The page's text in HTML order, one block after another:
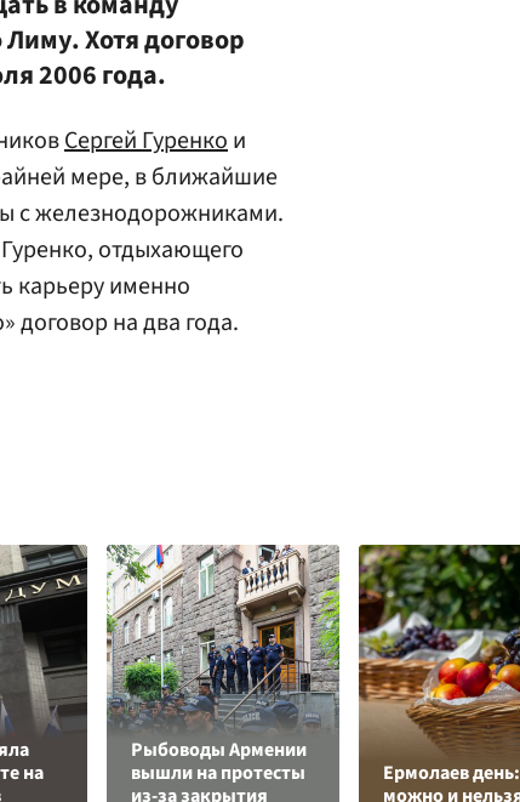
Хотя договор
2006 года.
Сергей Гуренкои
мере, в ближайшие
с железнодорожниками.
отдыхающего
карьеру именно
на два года.
на
Рыбоводы Армении
вышли на протесты
из-за закрытия
Ермолаев
можно и